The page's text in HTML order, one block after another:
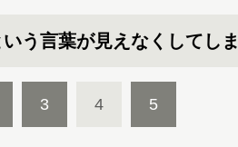
う言葉が見えなくしてし
3 4 5